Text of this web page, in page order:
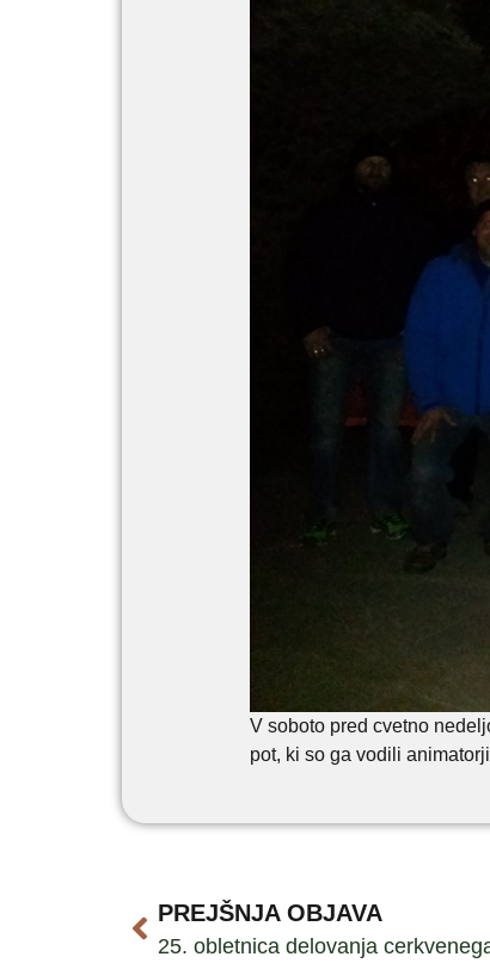
V soboto pred cvetno
pot, ki so ga vodili
PREJŠNJA OBJAVA
25. obletnica delovanja